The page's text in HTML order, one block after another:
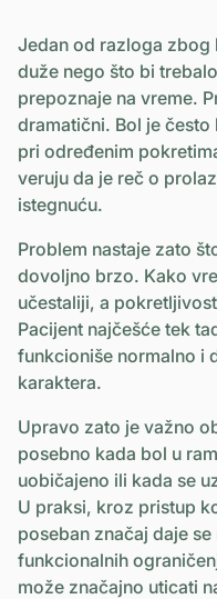
Jedan od razloga zbog
duže nego što bi
prepoznaje na vreme.
dramatični. Bol je
pri određenim
veruju da je reč o
istegnuću.
Problem nastaje zato
dovoljno brzo. Kako
učestaliji, a
Pacijent najčešće tek
funkcioniše normalno i
karaktera.
Upravo zato je važno
posebno kada bol u
uobičajeno ili kada se
U praksi, kroz pristup
poseban značaj daje
funkcionalnih
može značajno uticati